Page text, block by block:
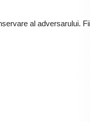
al adversarului.